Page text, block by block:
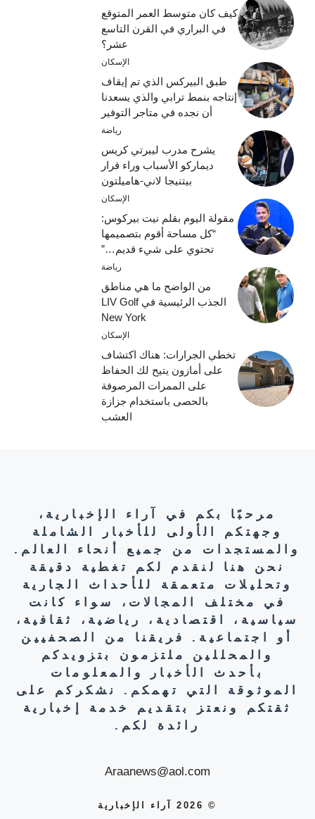
كيف كان متوسط ​​العمر المتوقع
في البراري في القرن التاسع
عشر؟
الإسكان
طبق البيركس الذي تم إيقاف
إنتاجه بنمط ترابي والذي يسعدنا
أن نجده في متاجر التوفير
رياضة
يشرح مدرب ليبرتي كريس
ديماركو الأسباب وراء قرار
بيتنيجا لاني-هاميلتون
الإسكان
مقولة اليوم بقلم نيت بيركوس:
“كل مساحة أقوم بتصميمها
تحتوي على شيء قديم…”
رياضة
من الواضح ما هي مناطق
الجذب الرئيسية في LIV Golf
New York
الإسكان
تخطي الجرارات: هناك اكتشاف
على أمازون يتيح لك الحفاظ
على الممرات المرصوفة
بالحصى باستخدام جزازة
العشب
مرحبًا بكم في آراء الإخبارية،
وجهتكم الأولى للأخبار الشاملة
والمستجدات من جميع أنحاء العالم.
نحن هنا لنقدم لكم تغطية دقيقة
وتحليلات متعمقة للأحداث الجارية
في مختلف المجالات، سواء كانت
سياسية، اقتصادية، رياضية، ثقافية،
أو اجتماعية. فريقنا من الصحفيين
والمحللين ملتزمون بتزويدكم
بأحدث الأخبار والمعلومات
الموثوقة التي تهمكم. نشكركم على
ثقتكم ونعتز بتقديم خدمة إخبارية
رائدة لكم.
Araanews@aol.com
© 2026 آراء الإخبارية